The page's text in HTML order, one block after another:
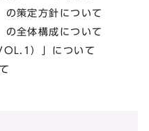
の策定方針について
の全体構成について
）」について